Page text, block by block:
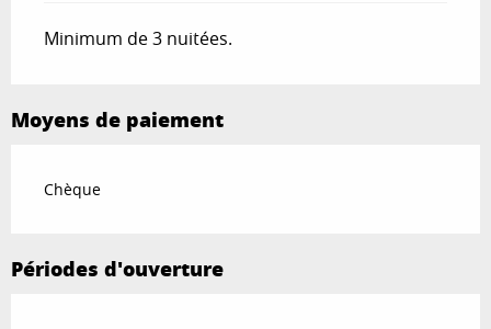
Minimum de 3 nuitées.
Moyens de paiement
Chèque
Périodes d'ouverture